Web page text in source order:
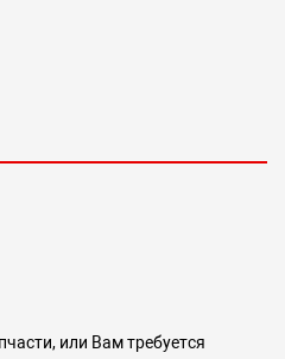
или Вам требуется